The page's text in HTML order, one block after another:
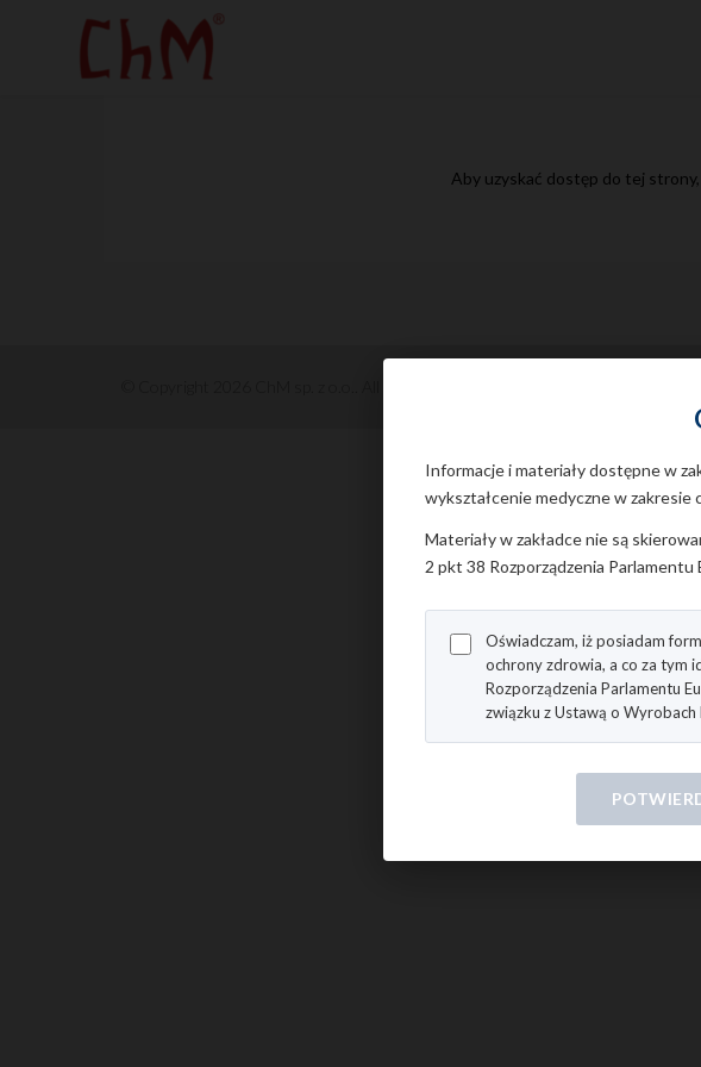
Aby uzyskać dostęp do tej
Informacje i materiały dostępne w
wykształcenie medyczne w
Materiały w zakładce nie są
2 pkt 38 Rozporządzenia
Oświadczam, iż posiadam
ochrony zdrowia, a co za tym
Rozporządzenia Parlamentu
związku z Ustawą o